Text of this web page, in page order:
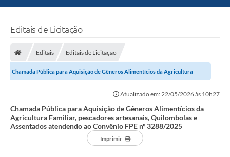
Editais de Licitação
Editais Editais de Licitação
Chamada Pública para Aquisição de Gêneros Alimentícios da Agricultura
Atualizado em: 22/05/2026 às 10h27
Chamada Pública para Aquisição de Gêneros Alimentícios da
Agricultura Familiar, pescadores artesanais, Quilombolas e
Assentados atendendo ao Convênio FPE nº 3288/2025
Imprimir